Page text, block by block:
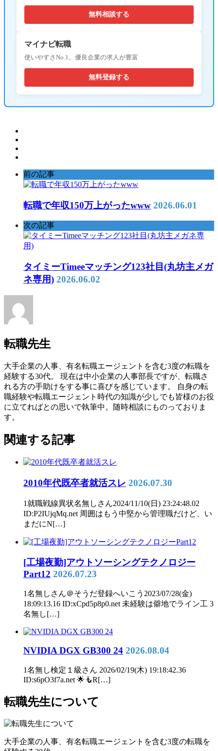
無料相談する
マイナビ転職
使いやすさNo.1。優良企業の求人が豊富
無料登録する
前の記事
転職で年収150万上がったwww 2026.06.01
次の記事
タイミーTimeeマッチング123社目(丸坊主メガ
ネ専用) 2026.06.02
転職先生
大手企業の人事、有名転職エージェントを含む3度の転職を
経験する30代。 現在は中小企業の人事部長ですが、転職さ
れる方の手助けをする事に喜びを感じています。 自身の転
職経験や転職エージェント時代の知識が少しでも皆様のお役
に立てればとの思いで執筆中。随時相談にものっておりま
す。
関連する記事
2010年代既卒者就活スレ 2026.07.30
1就職戦線異状名無しさん2024/11/10(日) 23:24:48.02
ID:P2IUjqMq.net 周囲はもう中堅から管理職だけど、い
まだにN[…]
[工場夜勤]アウトソーシングテクノロジー
Part12 2026.07.23
1名無しさん＠そうだ登録へいこう2023/07/28(金)
18:09:13.16 ID:xCpd5p8p0.net 未経験は僻地でライン工 3
名無し[…]
NVIDIA DGX GB300 24 2026.08.04
1名無し検定１級さん 2026/02/19(木) 19:18:42.36
ID:s6pO3f7a.net 🌟🧜R[…]
転職先生について
大手企業の人事、有名転職エージェントを含む3度の転職を